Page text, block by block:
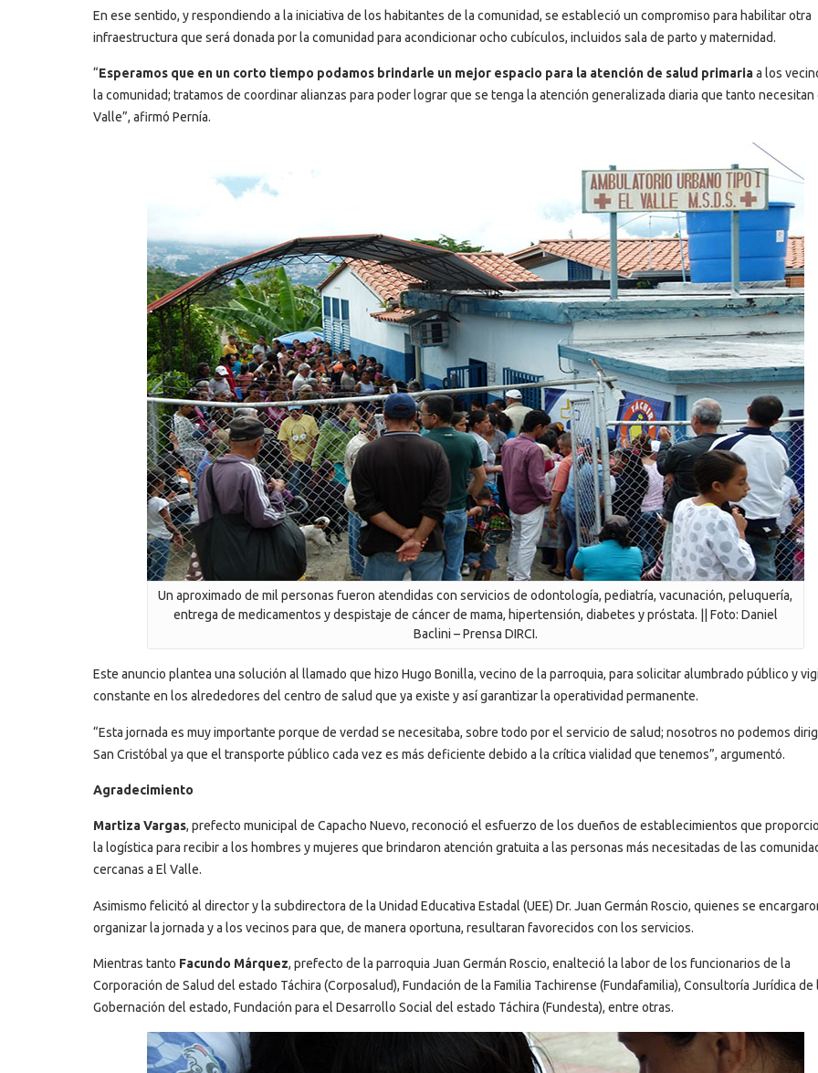
En ese sentido, y respondiendo a la iniciativa de los habitantes de la comunidad, se estableció un compromiso para habilitar otra
infraestructura que será donada por la comunidad para acondicionar ocho cubículos, incluidos sala de parto y maternidad.
“Esperamos que en un corto tiempo podamos brindarle un mejor espacio para la atención de salud primariaa los
la comunidad; tratamos de coordinar alianzas para poder lograr que se tenga la atención generalizada diaria que tanto necesitan
Valle”, afirmó Pernía.
Un aproximado de mil personas fueron atendidas con servicios de odontología, pediatría, vacunación, peluquería,
entrega de medicamentos y despistaje de cáncer de mama, hipertensión, diabetes y próstata. || Foto: Daniel
Baclini – Prensa DIRCI.
Este anuncio plantea una solución al llamado que hizo Hugo Bonilla, vecino de la parroquia, para solicitar alumbrado público y
constante en los alrededores del centro de salud que ya existe y así garantizar la operatividad permanente.
“Esta jornada es muy importante porque de verdad se necesitaba, sobre todo por el servicio de salud; nosotros no podemos
San Cristóbal ya que el transporte público cada vez es más deficiente debido a la crítica vialidad que tenemos”, argumentó.
Agradecimiento
Martiza Vargas, prefecto municipal de Capacho Nuevo, reconoció el esfuerzo de los dueños de establecimientos que
la logística para recibir a los hombres y mujeres que brindaron atención gratuita a las personas más necesitadas de las
cercanas a El Valle.
Asimismo felicitó al director y la subdirectora de la Unidad Educativa Estadal (UEE) Dr. Juan Germán Roscio, quienes se
organizar la jornada y a los vecinos para que, de manera oportuna, resultaran favorecidos con los servicios.
Mientras tanto Facundo Márquez, prefecto de la parroquia Juan Germán Roscio, enalteció la labor de los funcionarios de la
Corporación de Salud del estado Táchira (Corposalud), Fundación de la Familia Tachirense (Fundafamilia), Consultoría Jurídica de
Gobernación del estado, Fundación para el Desarrollo Social del estado Táchira (Fundesta), entre otras.